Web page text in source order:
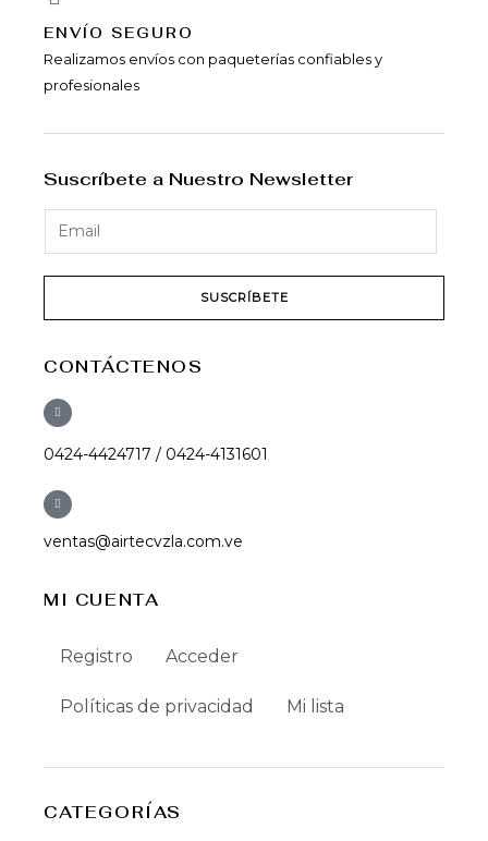
ENVÍ­O SEGURO
Realizamos envíos con paqueterías confiables y
profesionales
Suscríbete a Nuestro Newsletter
SUSCRÍBETE
CONTÁCTENOS
0424-4424717 / 0424-4131601
ventas@airtecvzla.com.ve
MI CUENTA
Registro Acceder
Políticas de privacidad Mi lista
CATEGORÍAS